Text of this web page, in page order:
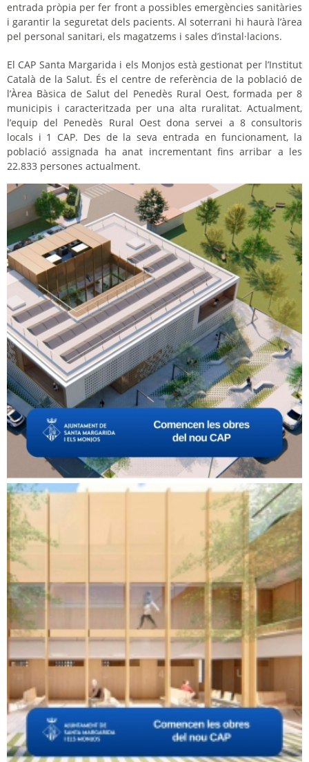
entrada pròpia per fer front a possibles emergències sanitàries
i garantir la seguretat dels pacients. Al soterrani hi haurà l’àrea
pel personal sanitari, els magatzems i sales d’instal·lacions.
El CAP Santa Margarida i els Monjos està gestionat per l’Institut
Català de la Salut. És el centre de referència de la població de
l’Àrea Bàsica de Salut del Penedès Rural Oest, formada per 8
municipis i caracteritzada per una alta ruralitat. Actualment,
l’equip del Penedès Rural Oest dona servei a 8 consultoris
locals i 1 CAP. Des de la seva entrada en funcionament, la
població assignada ha anat incrementant fins arribar a les
22.833 persones actualment.